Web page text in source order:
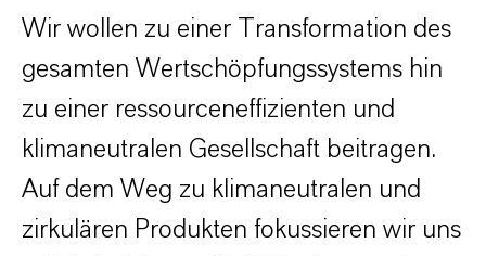
Wir wollen zu einer Transformation des
gesamten Wertschöpfungssystems hin
zu einer ressourceneffizienten und
klimaneutralen Gesellschaft beitragen.
Auf dem Weg zu klimaneutralen und
zirkulären Produkten fokussieren wir uns